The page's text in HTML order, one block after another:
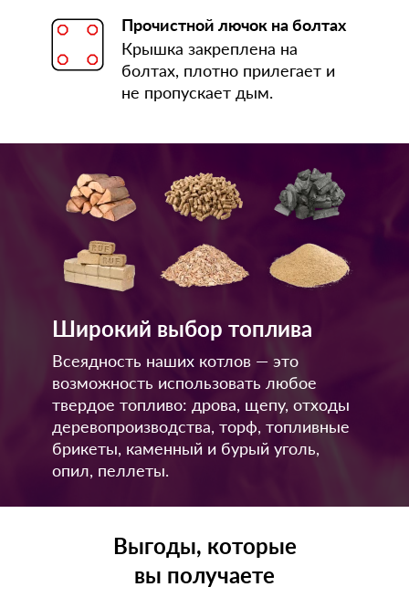
Прочистной лючок на болтах
Крышка закреплена на
болтах, плотно прилегает и
не пропускает дым.
Широкий выбор топлива
Всеядность наших котлов — это
возможность использовать любое
твердое топливо: дрова, щепу, отходы
деревопроизводства, торф, топливные
брикеты, каменный и бурый уголь,
опил, пеллеты.
Выгоды, которые
вы получаете